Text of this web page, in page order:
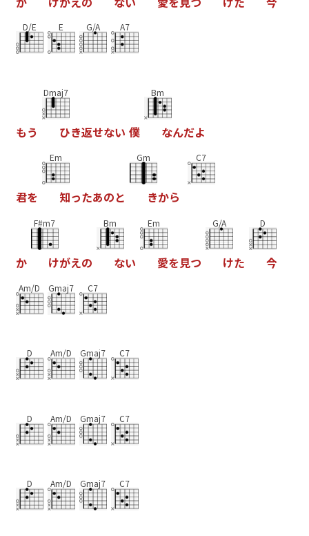
D/E E G/A A7
もう
Dmaj7
ひき返せない 僕
Bm
なんだよ
君を
Em
知ったあのと
Gm
きから
C7
か
F#m7
けがえの
Bm
ない
Em
愛を見つ
G/A
けた
D
今
Am/D Gmaj7 C7
D Am/D Gmaj7 C7
D Am/D Gmaj7 C7
D Am/D Gmaj7 C7